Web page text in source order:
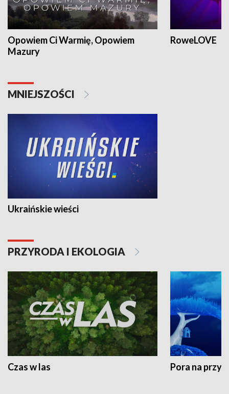
Opowiem Ci Warmię, Opowiem
Mazury
RoweLOVE
MNIEJSZOŚCI
Ukraińskie wieści
PRZYRODA I EKOLOGIA
Czas w las Pora na